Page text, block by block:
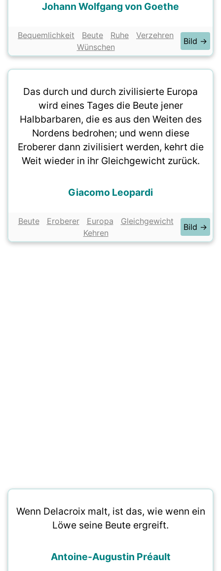
Johann Wolfgang von Goethe
Bequemlichkeit Beute Ruhe
Verzehren
Wünschen
Bild →
Das durch und durch zivilisierte Europa
wird eines Tages die Beute jener
Halbbarbaren, die es aus den Weiten des
Nordens bedrohen; und wenn diese
Eroberer dann zivilisiert werden, kehrt die
Weit wieder in ihr Gleichgewicht zurück.
Giacomo Leopardi
Beute Eroberer Europa
Gleichgewicht
Kehren
Bild →
Wenn Delacroix malt, ist das, wie wenn ein
Löwe seine Beute ergreift.
Antoine-Augustin Préault